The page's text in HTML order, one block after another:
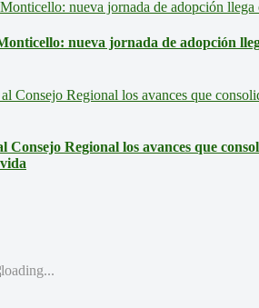
nueva jornada de adopción
Consejo Regional los avances que